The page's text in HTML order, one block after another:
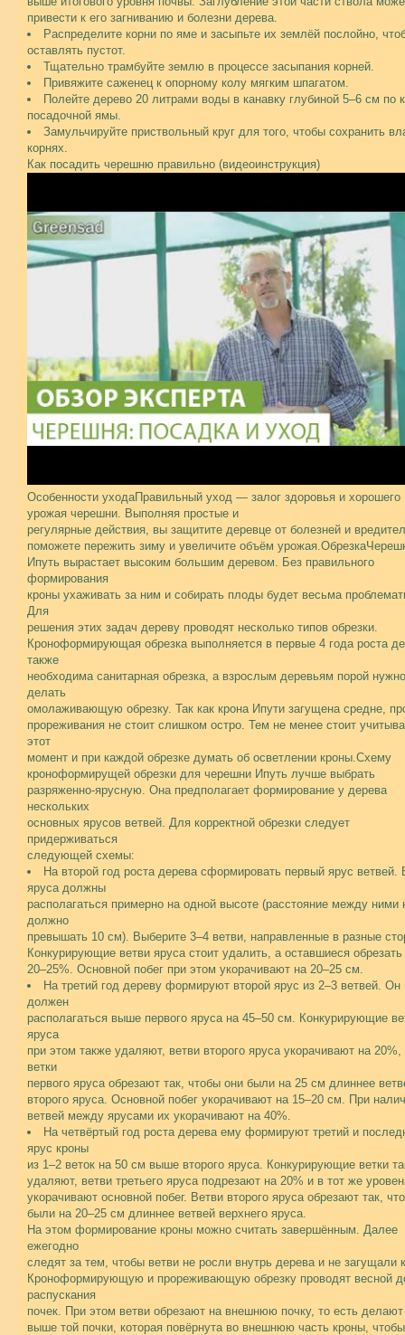
привести к его загниванию и болезни дерева.
Распределите корни по яме и засыпьте их землёй послойно,
оставлять пустот.
Тщательно трамбуйте землю в процессе засыпания корней.
Привяжите саженец к опорному колу мягким шпагатом.
Полейте дерево 20 литрами воды в канавку глубиной 5–6 см по
посадочной ямы.
Замульчируйте приствольный круг для того, чтобы сохранить
корнях.
Как посадить черешню правильно (видеоинструкция)
Особенности уходаПравильный уход — залог здоровья и хорошего
урожая черешни. Выполняя простые и
регулярные действия, вы защитите деревце от болезней и
поможете пережить зиму и увеличите объём
Ипуть вырастает высоким большим деревом. Без правильного
формирования
кроны ухаживать за ним и собирать плоды будет весьма
Для
решения этих задач дереву проводят несколько типов обрезки.
Кроноформирующая обрезка выполняется в первые 4 года роста
также
необходима санитарная обрезка, а взрослым деревьям порой нужно
делать
омолаживающую обрезку. Так как крона Ипути загущена средне,
прореживания не стоит слишком остро. Тем не менее стоит
этот
момент и при каждой обрезке думать об осветлении кроны.Схему
кроноформирущей обрезки для черешни Ипуть лучше выбрать
разряженно-ярусную. Она предполагает формирование у дерева
нескольких
основных ярусов ветвей. Для корректной обрезки следует
придерживаться
следующей схемы:
На второй год роста дерева сформировать первый ярус ветвей.
яруса должны
располагаться примерно на одной высоте (расстояние между ними
должно
превышать 10 см). Выберите 3–4 ветви, направленные в разные
Конкурирующие ветви яруса стоит удалить, а оставшиеся обрезать
20–25%. Основной побег при этом укорачивают на 20–25 см.
На третий год дереву формируют второй ярус из 2–3 ветвей. Он
должен
располагаться выше первого яруса на 45–50 см. Конкурирующие
яруса
при этом также удаляют, ветви второго яруса укорачивают на 20%,
ветки
первого яруса обрезают так, чтобы они были на 25 см длиннее
второго яруса. Основной побег укорачивают на 15–20 см. При
ветвей между ярусами их укорачивают на 40%.
На четвёртый год роста дерева ему формируют третий и
ярус кроны
из 1–2 веток на 50 см выше второго яруса. Конкурирующие ветки
удаляют, ветви третьего яруса подрезают на 20% и в тот же
укорачивают основной побег. Ветви второго яруса обрезают так,
были на 20–25 см длиннее ветвей верхнего яруса.
На этом формирование кроны можно считать завершённым. Далее
ежегодно
следят за тем, чтобы ветви не росли внутрь дерева и не загущали
Кроноформирующую и прореживающую обрезку проводят весной
распускания
почек. При этом ветви обрезают на внешнюю почку, то есть делают
выше той почки, которая повёрнута во внешнюю часть кроны, чтобы